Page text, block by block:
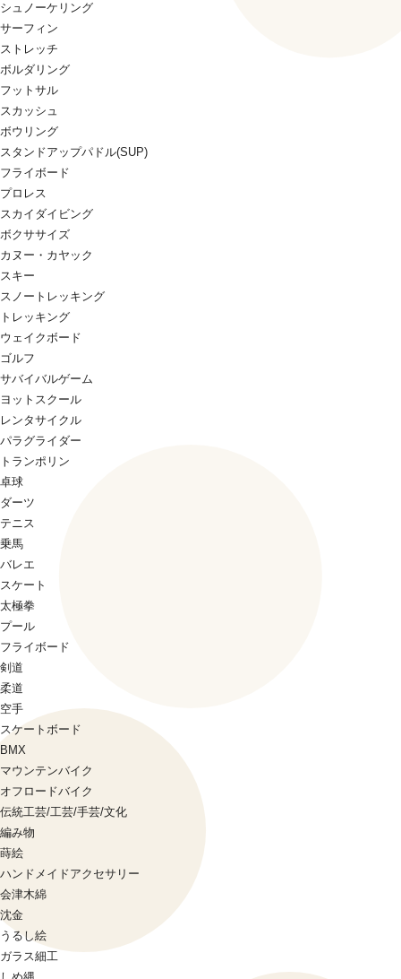
シュノーケリング
サーフィン
ストレッチ
ボルダリング
フットサル
スカッシュ
ボウリング
スタンドアップパドル(SUP)
フライボード
プロレス
スカイダイビング
ボクササイズ
カヌー・カヤック
スキー
スノートレッキング
トレッキング
ウェイクボード
ゴルフ
サバイバルゲーム
ヨットスクール
レンタサイクル
パラグライダー
トランポリン
卓球
ダーツ
テニス
乗馬
バレエ
スケート
太極拳
プール
フライボード
剣道
柔道
空手
スケートボード
BMX
マウンテンバイク
オフロードバイク
伝統工芸/工芸/手芸/文化
編み物
蒔絵
ハンドメイドアクセサリー
会津木綿
沈金
うるし絵
ガラス細工